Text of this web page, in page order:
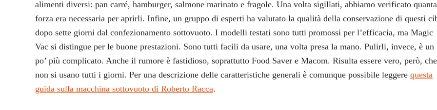
alimenti diversi: pan carré, hamburger, salmone marinato e fragole. Una volta sigillati, abbiamo verificato quanta
forza era necessaria per aprirli. Infine, un gruppo di esperti ha valutato la qualità della conservazione di questi
dopo sette giorni dal confezionamento sottovuoto. I modelli testati sono tutti promossi per l’efficacia, ma Magic
Vac si distingue per le buone prestazioni. Sono tutti facili da usare, una volta presa la mano. Pulirli, invece, è un
po’ più complicato. Anche il rumore è fastidioso, soprattutto Food Saver e Macom. Risulta essere vero, però, che
non si usano tutti i giorni. Per una descrizione delle caratteristiche generali è comunque possibile leggere questa
guida sulla macchina sottovuoto di Roberto Racca.